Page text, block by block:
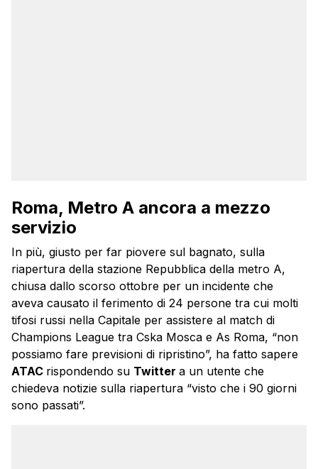
Roma, Metro A ancora a mezzo
servizio
In più, giusto per far piovere sul bagnato, sulla
riapertura della stazione Repubblica della metro A,
chiusa dallo scorso ottobre per un incidente che
aveva causato il ferimento di 24 persone tra cui molti
tifosi russi nella Capitale per assistere al match di
Champions League tra Cska Mosca e As Roma, “non
possiamo fare previsioni di ripristino”, ha fatto sapere
ATAC rispondendo su Twitter a un utente che
chiedeva notizie sulla riapertura “visto che i 90 giorni
sono passati”.